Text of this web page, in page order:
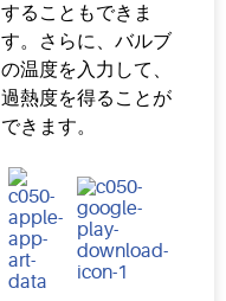
することもできま
す。さらに、バルブ
の温度を入力して、
過熱度を得ることが
できます。